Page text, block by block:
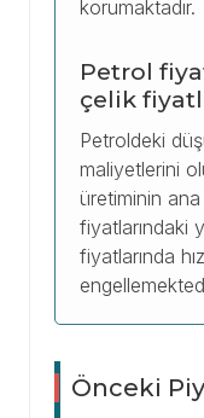
korumaktadır.
Petrol
çelik
Petroldeki
maliyetlerini
üretiminin
fiyatlarındaki
fiyatlarında
Önceki